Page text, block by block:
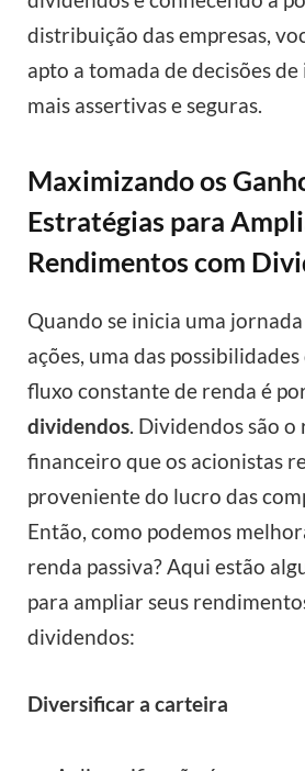
distribuição das empresas,
apto a tomada de decisões
mais assertivas e seguras.
Maximizando os
Estratégias para
Rendimentos com
Quando se inicia uma
ações, uma das
fluxo constante de renda é
dividendos . Dividendos são
financeiro que os acionistas
proveniente do lucro das
Então, como podemos
renda passiva? Aqui estão
para ampliar seus
dividendos:
Diversificar a carteira